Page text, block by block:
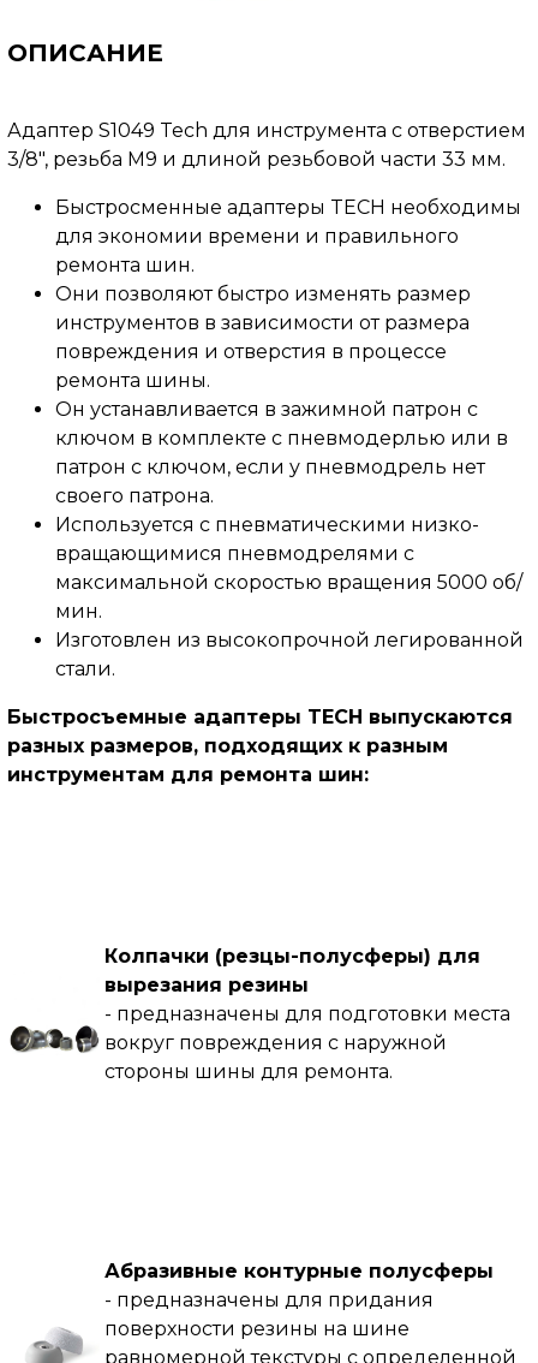
ОПИСАНИЕ
Адаптер S1049 Tech для инструмента с отверстием
3/8", резьба М9 и длиной резьбовой части 33 мм.
Быстросменные адаптеры TECH необходимы
для экономии времени и правильного
ремонта шин.
Они позволяют быстро изменять размер
инструментов в зависимости от размера
повреждения и отверстия в процессе
ремонта шины.
Он устанавливается в зажимной патрон с
ключом в комплекте с пневмодерлью или в
патрон с ключом, если у пневмодрель нет
своего патрона.
Используется с пневматическими низко-
вращающимися пневмодрелями с
максимальной скоростью вращения 5000 об/
мин.
Изготовлен из высокопрочной легированной
стали.
Быстросъемные адаптеры TECH выпускаются
разных размеров, подходящих к разным
инструментам для ремонта шин:
Колпачки (резцы-полусферы) для
вырезания резины
- предназначены для подготовки места
вокруг повреждения с наружной
стороны шины для ремонта.
Абразивные контурные полусферы
- предназначены для придания
поверхности резины на шине
равномерной текстуры с определенной